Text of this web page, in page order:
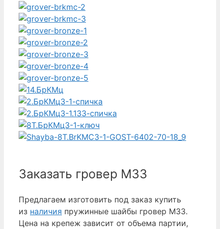
Заказать гровер М33
Предлагаем изготовить под заказ купить
из наличия пружинные шайбы гровер М33.
Цена на крепеж зависит от объема партии,